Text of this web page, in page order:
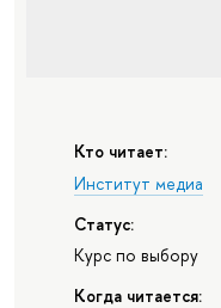
Кто читает:
Институт медиа
Статус:
Курс по выбору
Когда читается: